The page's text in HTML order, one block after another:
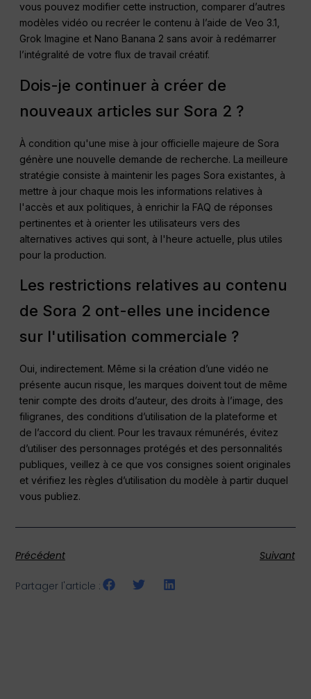
vous pouvez modifier cette instruction, comparer d’autres
modèles vidéo ou recréer le contenu à l’aide de Veo 3.1,
Grok Imagine et Nano Banana 2 sans avoir à redémarrer
l’intégralité de votre flux de travail créatif.
Dois-je continuer à créer de
nouveaux articles sur Sora 2 ?
À condition qu'une mise à jour officielle majeure de Sora
génère une nouvelle demande de recherche. La meilleure
stratégie consiste à maintenir les pages Sora existantes, à
mettre à jour chaque mois les informations relatives à
l'accès et aux politiques, à enrichir la FAQ de réponses
pertinentes et à orienter les utilisateurs vers des
alternatives actives qui sont, à l'heure actuelle, plus utiles
pour la production.
Les restrictions relatives au contenu
de Sora 2 ont-elles une incidence
sur l'utilisation commerciale ?
Oui, indirectement. Même si la création d’une vidéo ne
présente aucun risque, les marques doivent tout de même
tenir compte des droits d’auteur, des droits à l’image, des
filigranes, des conditions d’utilisation de la plateforme et
de l’accord du client. Pour les travaux rémunérés, évitez
d’utiliser des personnages protégés et des personnalités
publiques, veillez à ce que vos consignes soient originales
et vérifiez les règles d’utilisation du modèle à partir duquel
vous publiez.
Précédent Suivant
Partager l'article :